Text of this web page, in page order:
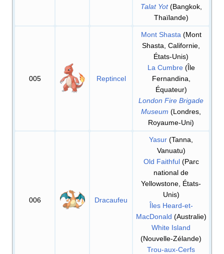
Talat Yot(Bangkok,
Thaïlande)
005 Reptincel
Mont Shasta (Mont
Shasta, Californie,
États-Unis)
La Cumbre(Île
Fernandina,
Équateur)
London Fire Brigade
Museum (Londres,
Royaume-Uni)
006 Dracaufeu
Yasur (Tanna,
Vanuatu)
Old Faithful(Parc
national de
Yellowstone, États-
Unis)
Îles Heard-et-
MacDonald (Australie)
White Island
(Nouvelle-Zélande)
Trou-aux-Cerfs